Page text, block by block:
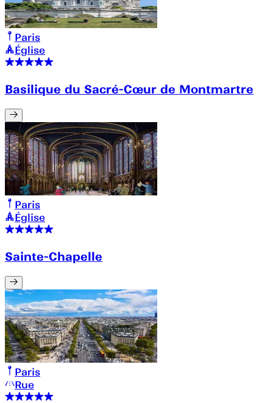
Paris
Église
Basilique du Sacré-Cœur de Montmartre
Paris
Église
Sainte-Chapelle
Paris
Rue